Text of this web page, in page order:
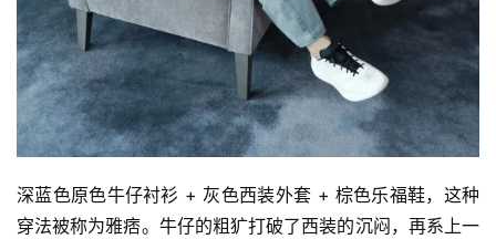
首
页
深蓝色原色牛仔衬衫 + 灰色西装外套 + 棕色乐福鞋，这种
穿法被称为雅痞。牛仔的粗犷打破了西装的沉闷，再系上一